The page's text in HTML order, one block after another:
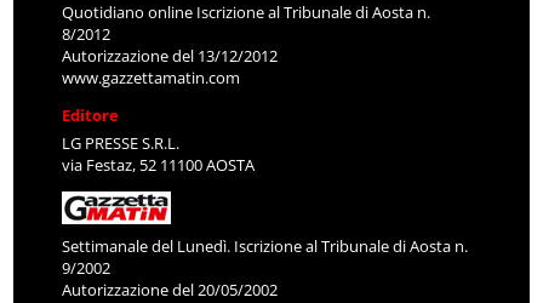
Quotidiano online Iscrizione al Tribunale di Aosta n.
8/2012
Autorizzazione del 13/12/2012
www.gazzettamatin.com
Editore
LG PRESSE S.R.L.
via Festaz, 52 11100 AOSTA
Settimanale del Lunedì. Iscrizione al Tribunale di Aosta n.
9/2002
Autorizzazione del 20/05/2002